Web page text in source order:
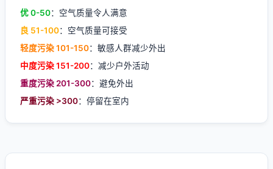
优 0-50：空气质量令人满意
良 51-100：空气质量可接受
轻度污染 101-150：敏感人群减少外出
中度污染 151-200：减少户外活动
重度污染 201-300：避免外出
严重污染 >300：停留在室内